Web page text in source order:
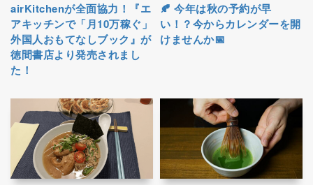
airKitchenが全面協力！『エ
アキッチンで「月10万稼ぐ」
外国人おもてなしブック』が
徳間書店より発売されまし
た！
🍂 今年は秋の予約が早
い！？今からカレンダーを開
けませんか📅